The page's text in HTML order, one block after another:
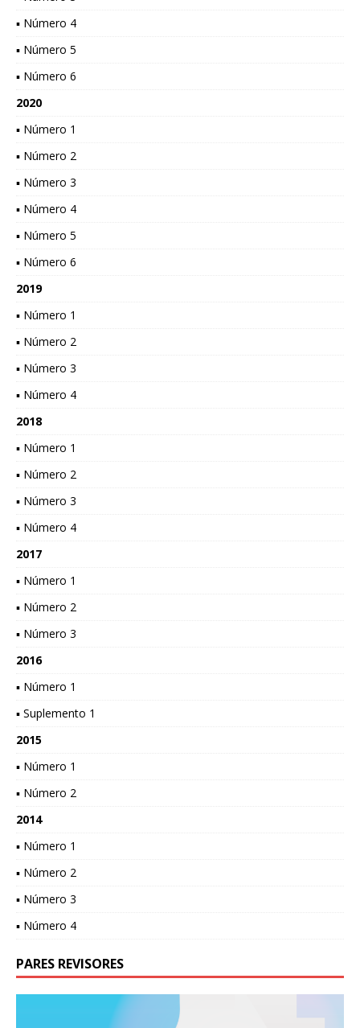
▪ Número 4
▪ Número 5
▪ Número 6
2020
▪ Número 1
▪ Número 2
▪ Número 3
▪ Número 4
▪ Número 5
▪ Número 6
2019
▪ Número 1
▪ Número 2
▪ Número 3
▪ Número 4
2018
▪ Número 1
▪ Número 2
▪ Número 3
▪ Número 4
2017
▪ Número 1
▪ Número 2
▪ Número 3
2016
▪ Número 1
▪ Suplemento 1
2015
▪ Número 1
▪ Número 2
2014
▪ Número 1
▪ Número 2
▪ Número 3
▪ Número 4
PARES REVISORES